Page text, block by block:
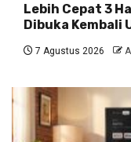
Lebih Cepat 3
Dibuka Kembali
7 Agustus 2026